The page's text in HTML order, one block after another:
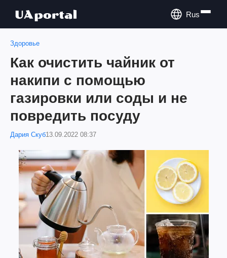
Rus
Здоровье
Как очистить чайник от
накипи с помощью
газировки или соды и не
повредить посуду
Дария Скуб13.09.2022 08:37